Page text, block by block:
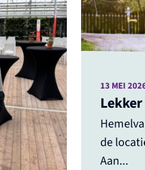
de
Aan...
13 MEI